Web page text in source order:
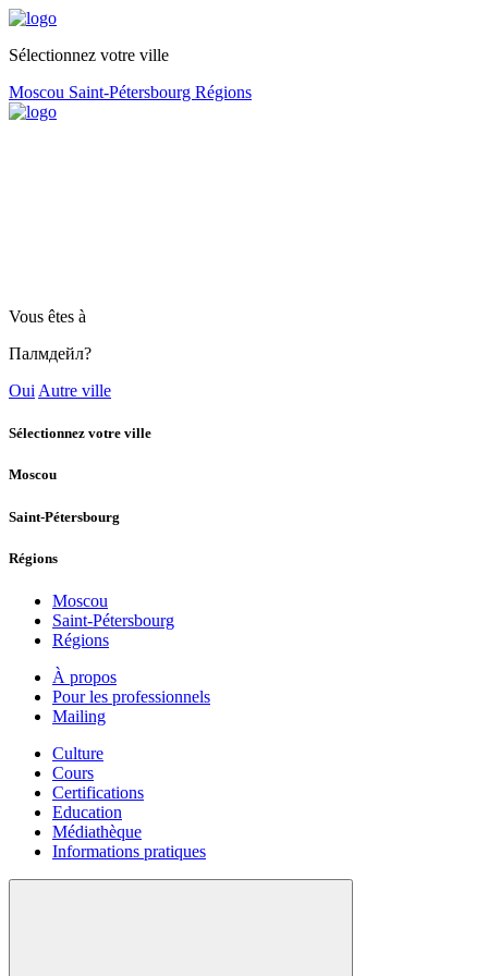
Sélectionnez votre ville
Moscou Saint-Pétersbourg Régions
Vous êtes à
Палмдейл?
Oui Autre ville
Sélectionnez votre ville
Moscou
Saint-Pétersbourg
Régions
Moscou
Saint-Pétersbourg
Régions
À propos
Pour les professionnels
Mailing
Culture
Cours
Certifications
Education
Médiathèque
Informations pratiques